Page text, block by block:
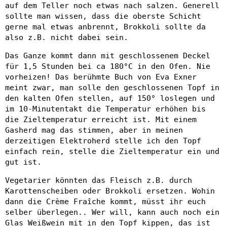
auf dem Teller noch etwas nach salzen. Generell
sollte man wissen, dass die oberste Schicht
gerne mal etwas anbrennt, Brokkoli sollte da
also z.B. nicht dabei sein.
Das Ganze kommt dann mit geschlossenem Deckel
für 1,5 Stunden bei ca 180°C in den Ofen. Nie
vorheizen! Das berühmte Buch von Eva Exner
meint zwar, man solle den geschlossenen Topf in
den kalten Ofen stellen, auf 150° loslegen und
im 10-Minutentakt die Temperatur erhöhen bis
die Zieltemperatur erreicht ist. Mit einem
Gasherd mag das stimmen, aber in meinen
derzeitigen Elektroherd stelle ich den Topf
einfach rein, stelle die Zieltemperatur ein und
gut ist.
Vegetarier könnten das Fleisch z.B. durch
Karottenscheiben oder Brokkoli ersetzen. Wohin
dann die Crème Fraîche kommt, müsst ihr euch
selber überlegen.. Wer will, kann auch noch ein
Glas Weißwein mit in den Topf kippen, das ist